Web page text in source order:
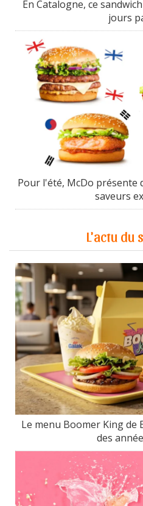
En Catalogne, ce
jours
Pour l'été, McDo présente
saveurs
L'actu du
Le menu Boomer King de
des